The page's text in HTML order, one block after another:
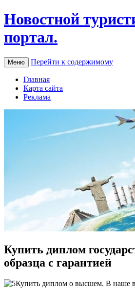
Новостной
портал.
Меню Перейти к содержимому
Главная
Карта сайта
Реклама
Купить диплом
образца с гарантией
Купить диплoм o высшeм. В наше